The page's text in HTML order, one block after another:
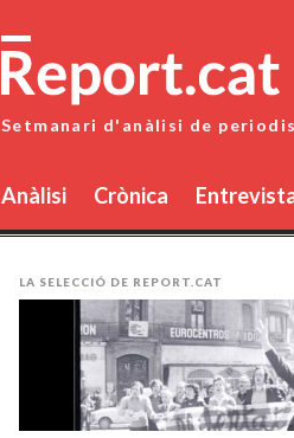
Setmanari d'anàlisi de
Anàlisi Crònica
LA SELECCIÓ DE REPORT.CAT